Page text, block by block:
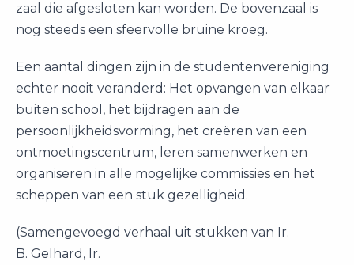
zaal die afgesloten kan worden. De bovenzaal is
nog steeds een sfeervolle bruine kroeg.
Een aantal dingen zijn in de studentenvereniging
echter nooit veranderd: Het opvangen van elkaar
buiten school, het bijdragen aan de
persoonlijkheidsvorming, het creëren van een
ontmoetingscentrum, leren samenwerken en
organiseren in alle mogelijke commissies en het
scheppen van een stuk gezelligheid.
(Samengevoegd verhaal uit stukken van Ir.
B. Gelhard, Ir.